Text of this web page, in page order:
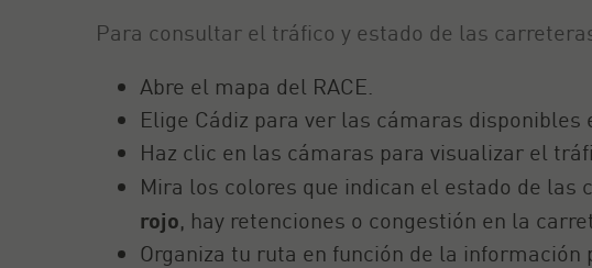
Para consultar el tráfico y estado de las
Abre el mapa del RACE.
Elige Cádiz para ver las cámaras disponibles
Haz clic en las cámaras para visualizar el
Mira los colores que indican el estado de las
rojo, hay retenciones o congestión en la
Organiza tu ruta en función de la información